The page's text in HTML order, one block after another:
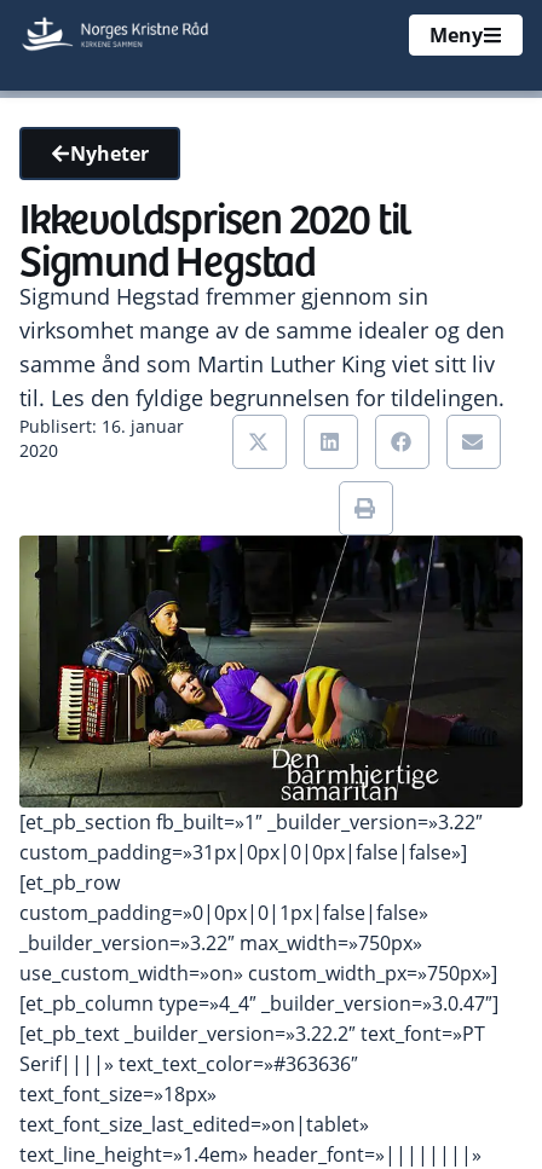
Meny
Nyheter
Ikkevoldsprisen 2020 til
Sigmund Hegstad
Sigmund Hegstad fremmer gjennom sin
virksomhet mange av de samme idealer og den
samme ånd som Martin Luther King viet sitt liv
til. Les den fyldige begrunnelsen for tildelingen.
Publisert: 16. januar
2020
[et_pb_section fb_built=»1″ _builder_version=»3.22″
custom_padding=»31px|0px|0|0px|false|false»]
[et_pb_row
custom_padding=»0|0px|0|1px|false|false»
_builder_version=»3.22″ max_width=»750px»
use_custom_width=»on» custom_width_px=»750px»]
[et_pb_column type=»4_4″ _builder_version=»3.0.47″]
[et_pb_text _builder_version=»3.22.2″ text_font=»PT
Serif||||» text_text_color=»#363636″
text_font_size=»18px»
text_font_size_last_edited=»on|tablet»
text_line_height=»1.4em» header_font=»||||||||»